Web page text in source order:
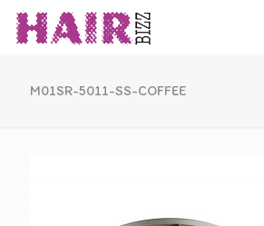
M01SR-5011-SS-COFFEE